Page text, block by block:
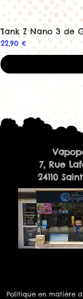
Tank Z Nano 3 de
Prix
22,90 €
7, Rue
24110
Politique en matière